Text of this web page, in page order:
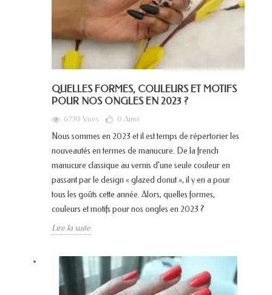
QUELLES FORMES, COULEURS ET MOTIFS
POUR NOS ONGLES EN 2023 ?
6730 Vues 0 Aimé
Nous sommes en 2023 et il est temps de répertorier les
nouveautés en termes de manucure. De la french
manucure classique au vernis d’une seule couleur en
passant par le design « glazed donut », il y en a pour
tous les goûts cette année. Alors, quelles formes,
couleurs et motifs pour nos ongles en 2023 ?
Lire la suite